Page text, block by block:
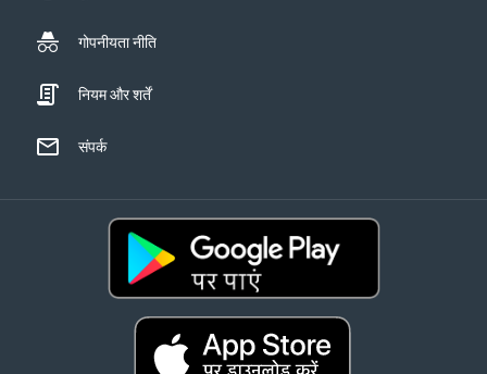
गोपनीयता नीति
नियम और शर्तें
संपर्क